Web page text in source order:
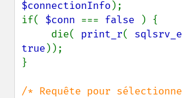
$connectionInfo );
if( $conn === false
) {
     die(
print_r(
true ));
}
/* Requête pour